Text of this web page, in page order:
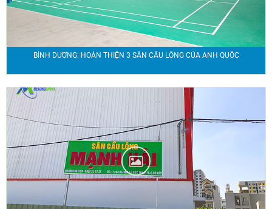
BÌNH DƯƠNG: HOÀN THIỆN 3 SÂN CẦU LÔNG CỦA ANH QUỐC